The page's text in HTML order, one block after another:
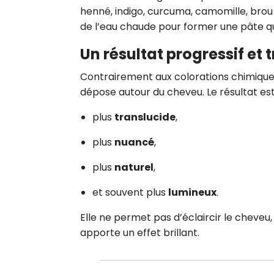
henné, indigo, curcuma, camomille,
de l’eau chaude pour former une pâte
Un résultat progressif et
Contrairement aux colorations
dépose autour du cheveu. Le résultat
plus translucide,
plus nuancé,
plus naturel,
et souvent plus lumineux.
Elle ne permet pas d’éclaircir le
apporte un effet brillant.